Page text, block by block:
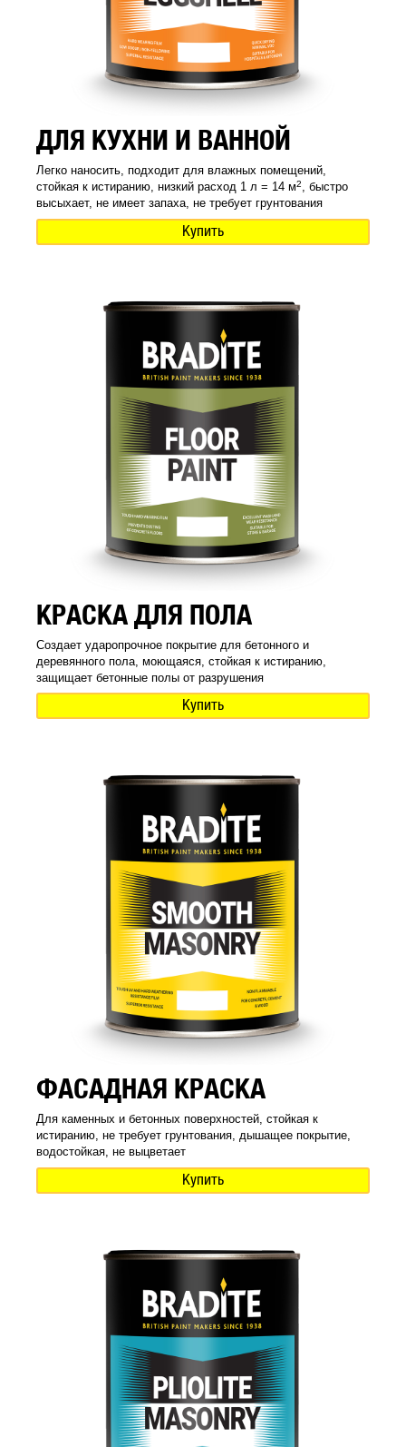
ДЛЯ КУХНИ И ВАННОЙ
Легко наносить, подходит для влажных помещений,
стойкая к истиранию, низкий расход 1 л = 14 м2, быстро
высыхает, не имеет запаха, не требует грунтования
Купить
КРАСКА ДЛЯ ПОЛА
Создает ударопрочное покрытие для бетонного и
деревянного пола, моющаяся, стойкая к истиранию,
защищает бетонные полы от разрушения
Купить
ФАСАДНАЯ КРАСКА
Для каменных и бетонных поверхностей, стойкая к
истиранию, не требует грунтования, дышащее покрытие,
водостойкая, не выцветает
Купить